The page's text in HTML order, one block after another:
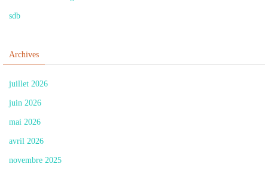
sdb
Archives
juillet 2026
juin 2026
mai 2026
avril 2026
novembre 2025